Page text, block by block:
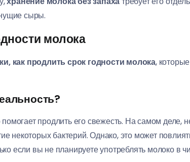
сыры.
молока
как продлить срок годности молока,
помогает продлить его свежесть. На самом деле,
некоторых бактерий. Однако, это может
если вы не планируете употреблять молоко в